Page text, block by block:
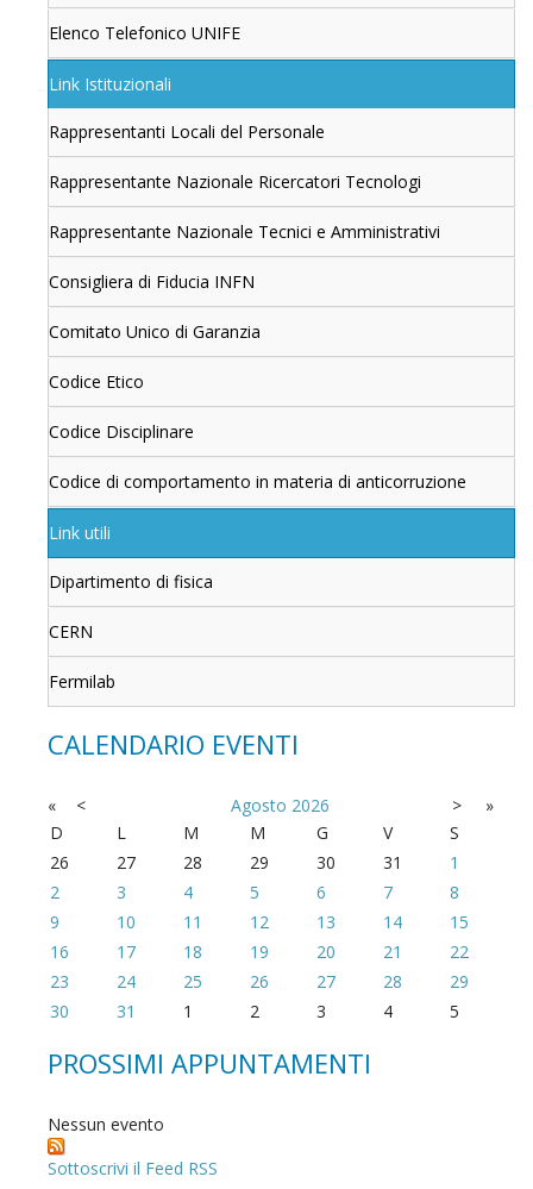
Elenco Telefonico UNIFE
Link Istituzionali
Rappresentanti Locali del Personale
Rappresentante Nazionale Ricercatori Tecnologi
Rappresentante Nazionale Tecnici e Amministrativi
Consigliera di Fiducia INFN
Comitato Unico di Garanzia
Codice Etico
Codice Disciplinare
Codice di comportamento in materia di anticorruzione
Link utili
Dipartimento di fisica
CERN
Fermilab
CALENDARIO EVENTI
« < Agosto 2026 >
»
D
L M M G V
S
26
27 28 29 30 31
1
2
3 4 5 6 7
8
9
10 11 12 13 14
15
16
17 18 19 20 21
22
23
24 25 26 27 28
29
30
31 1 2 3 4 5
PROSSIMI APPUNTAMENTI
Nessun evento
Sottoscrivi il Feed RSS